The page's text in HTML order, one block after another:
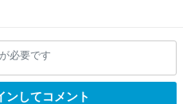
必要です
ンしてコメント